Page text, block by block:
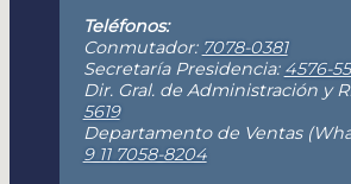
Teléfonos:
Conmutador: 7078-0381
Secretaría Presidencia: 4576-
Dir. Gral. de Administración y
5619
Departamento de Ventas
9 11 7058-8204